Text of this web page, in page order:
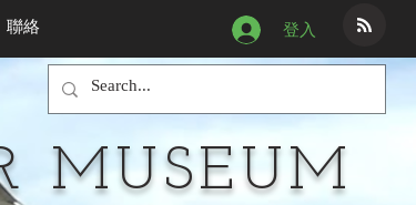
聯絡 登入
MUSEUM